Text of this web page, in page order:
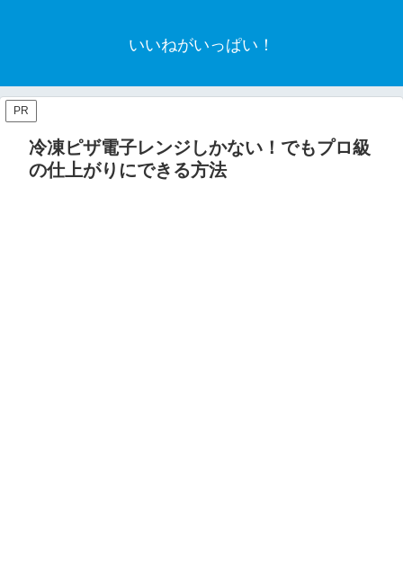
いいねがいっぱい！
PR
冷凍ピザ電子レンジしかない！でもプロ級
の仕上がりにできる方法